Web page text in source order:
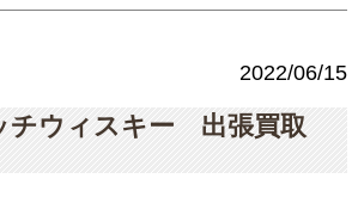
2022/06/15
ウィスキー 出張買取